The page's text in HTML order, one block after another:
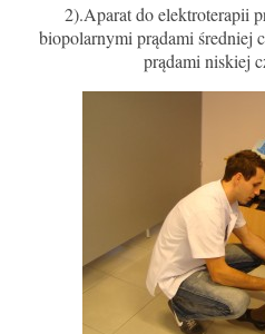
2).Aparat do elektroterapii
biopolarnymi prądami średniej
prądami niskiej